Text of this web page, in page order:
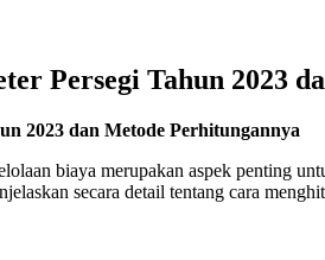
Persegi Tahun 2023
2023 dan Metode Perhitungannya
biaya merupakan aspek penting
secara detail tentang cara